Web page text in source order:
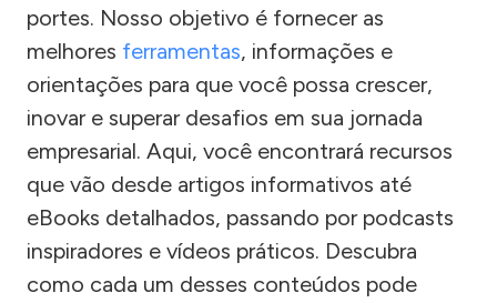
portes. Nosso objetivo é fornecer as
melhores ferramentas, informações e
orientações para que você possa crescer,
inovar e superar desafios em sua jornada
empresarial. Aqui, você encontrará recursos
que vão desde artigos informativos até
eBooks detalhados, passando por podcasts
inspiradores e vídeos práticos. Descubra
como cada um desses conteúdos pode